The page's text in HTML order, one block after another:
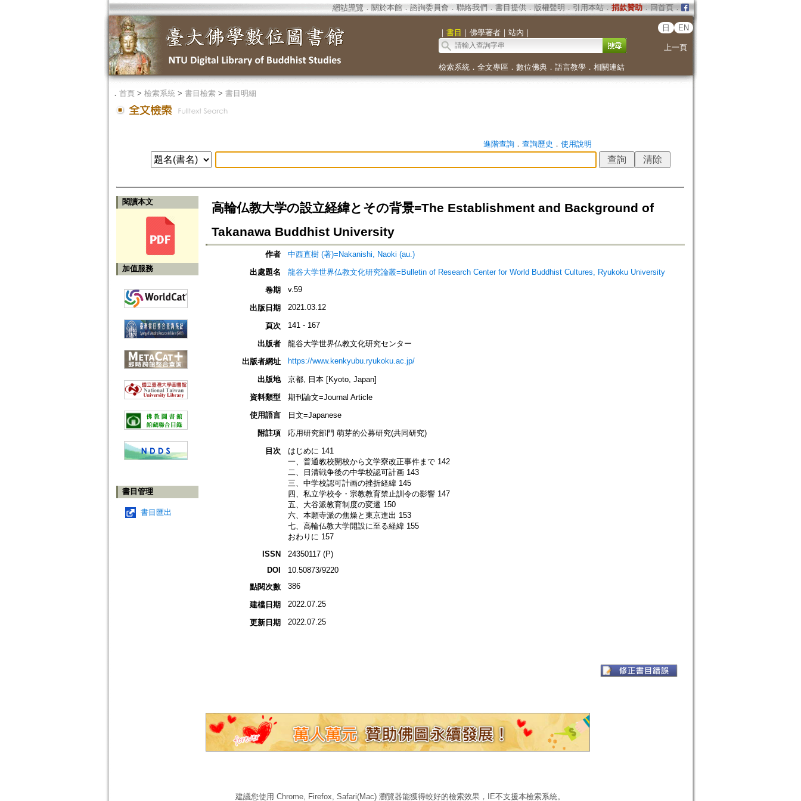
網站導覽 ． 關於本館． 諮詢委員會． 聯絡我們 ． 書目提供． 版權聲明 ． 引用本站． 捐款贊助．回首頁．
｜ 書目 ｜ 佛學著者｜ 站內 ｜
日 EN
上一頁
檢索系統． 全文專區 ． 數位佛典． 語言教學． 相關連結
． 首頁> 檢索系統> 書目檢索> 書目明細
進階查詢． 查詢歷史 ． 使用說明
閱讀本文
加值服務
書目管理
書目匯出
高輪仏教大学の設立経緯とその背景=The Establishment and Background of
Takanawa Buddhist University
作者
中西直樹 (著)=Nakanishi, Naoki (au.)
出處題名
龍谷大学世界仏教文化研究論叢=Bulletin of Research Center for World Buddhist Cultures, Ryukoku University
卷期
v.59
出版日期 2021.03.12
頁次 141 - 167
出版者
龍谷大学世界仏教文化研究センター
出版者網址
https://www.kenkyubu.ryukoku.ac.jp/
出版地
京都, 日本 [Kyoto, Japan]
資料類型
期刊論文=Journal Article
使用語言
日文=Japanese
附註項
応用研究部門 萌芽的公募研究(共同研究)
目次
はじめに 141
一、普通教校開校から文学寮改正事件まで 142
二、日清戦争後の中学校認可計画 143
三、中学校認可計画の挫折経緯 145
四、私立学校令・宗教教育禁止訓令の影響 147
五、大谷派教育制度の変遷 150
六、本願寺派の焦燥と東京進出 153
七、高輪仏教大学開設に至る経緯 155
おわりに 157
ISSN
24350117 (P)
DOI
10.50873/9220
點閱次數
386
建檔日期 2022.07.25
更新日期 2022.07.25
建議您使用 Chrome, Firefox, Safari(Mac) 瀏覽器能獲得較好的檢索效果，IE不支援本檢索系統。